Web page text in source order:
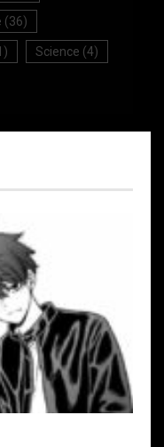
(36)
Science (4)